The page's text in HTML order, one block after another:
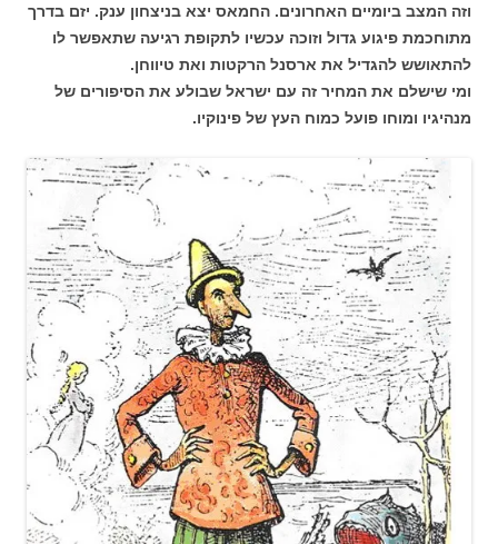
וזה המצב ביומיים האחרונים. החמאס יצא בניצחון ענק. יזם בדרך
מתוחכמת פיגוע גדול וזוכה עכשיו לתקופת רגיעה שתאפשר לו
להתאושש להגדיל את ארסנל הרקטות ואת טיווחן.
ומי שישלם את המחיר זה עם ישראל שבולע את הסיפורים של
מנהיגיו ומוחו פועל כמוח העץ של פינוקיו.